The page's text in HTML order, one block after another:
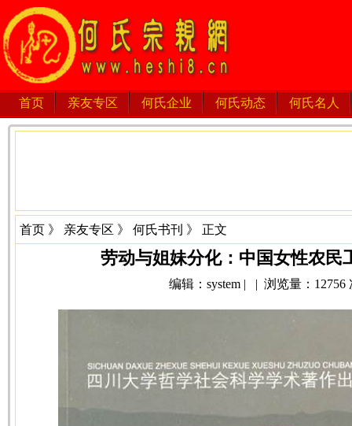
首页 亲友专区 何氏企业 何氏动态 何氏名人
首页 》 亲友专区 》 何氏书刊 》 正文
劳动与姐妹分化：中国女性农民
编辑：system | | 浏览量：12756